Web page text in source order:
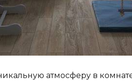
атмосферу в